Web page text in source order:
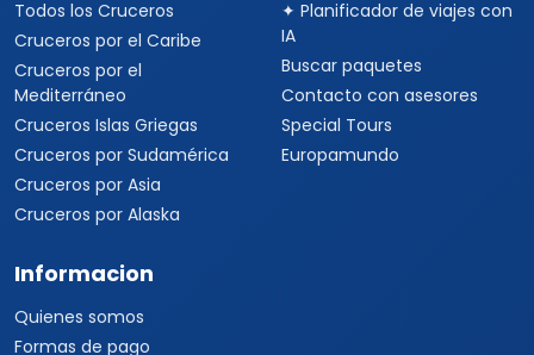
Todos los Cruceros
Cruceros por el Caribe
Cruceros por el
Mediterráneo
Cruceros Islas Griegas
Cruceros por Sudamérica
Cruceros por Asia
Cruceros por Alaska
✦ Planificador de viajes con
IA
Buscar paquetes
Contacto con asesores
Special Tours
Europamundo
Informacion
Quienes somos
Formas de pago